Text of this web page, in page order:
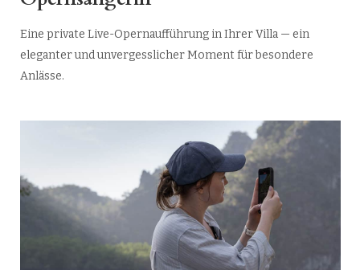
Eine private Live-Opernaufführung in Ihrer Villa — ein
eleganter und unvergesslicher Moment für besondere
Anlässe.